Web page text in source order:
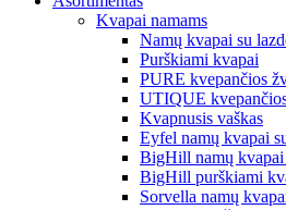
Kvapai namams
Namų kvapai su
Purškiami kvapai
PURE kvepančios
UTIQUE
Kvapnusis vaškas
Eyfel namų kvapai
BigHill namų kvapai
BigHill purškiami
Sorvella namų